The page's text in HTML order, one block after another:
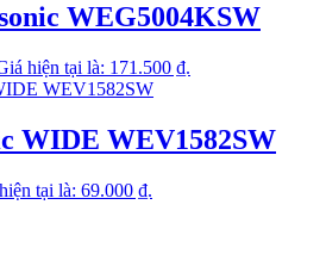
WEG5004KSW
hiện tại là: 171.500 ₫.
WIDE WEV1582SW
tại là: 69.000 ₫.